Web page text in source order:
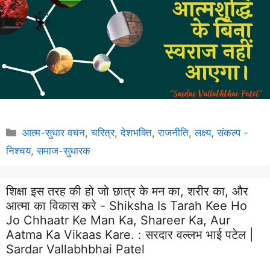
Categories
आत्म-सुधार वचन,चरित्र,देशभक्ति,राजनीति,लक्ष्य,संकल्प -
निश्चय,समाज-सुधारक
शिक्षा इस तरह की हो जो छात्र के मन का, शरीर का, और
आत्मा का विकास करे - Shiksha Is Tarah Kee Ho
Jo Chhaatr Ke Man Ka, Shareer Ka, Aur
Aatma Ka Vikaas Kare. :सरदार वल्लभ भाई पटेल |
Sardar Vallabhbhai Patel